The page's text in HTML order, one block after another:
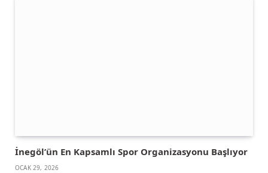
İnegöl’ün En Kapsamlı Spor Organizasyonu Başlıyor
OCAK 29, 2026